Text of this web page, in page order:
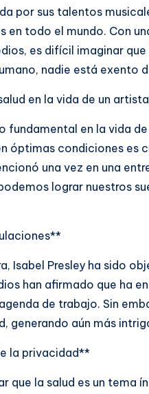
por sus talentos
en todo el mundo. Con
es difícil imaginar
nadie está exento
en la vida de un
fundamental en la vida
óptimas condiciones es
una vez en una
lograr nuestros
Isabel Presley ha sido
han afirmado que ha
de trabajo. Sin
generando aún más
la privacidad**
que la salud es un tema